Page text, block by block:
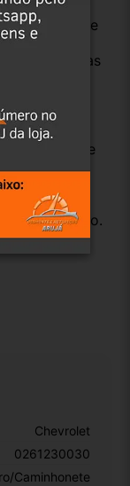
desgaste
apenas as
que nossas
o campo de
por
do produto.
Chevrolet
0261230030
Caminhonete